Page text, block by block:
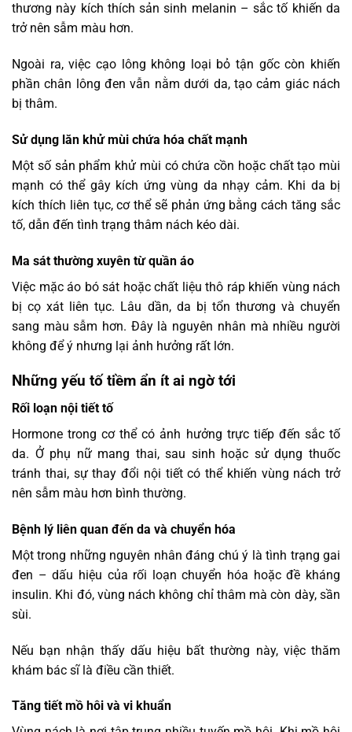
thương này kích thích sản sinh melanin – sắc tố khiến da
trở nên sẫm màu hơn.
Ngoài ra, việc cạo lông không loại bỏ tận gốc còn khiến
phần chân lông đen vẫn nằm dưới da, tạo cảm giác nách
bị thâm.
Sử dụng lăn khử mùi chứa hóa chất mạnh
Một số sản phẩm khử mùi có chứa cồn hoặc chất tạo mùi
mạnh có thể gây kích ứng vùng da nhạy cảm. Khi da bị
kích thích liên tục, cơ thể sẽ phản ứng bằng cách tăng sắc
tố, dẫn đến tình trạng thâm nách kéo dài.
Ma sát thường xuyên từ quần áo
Việc mặc áo bó sát hoặc chất liệu thô ráp khiến vùng nách
bị cọ xát liên tục. Lâu dần, da bị tổn thương và chuyển
sang màu sẫm hơn. Đây là nguyên nhân mà nhiều người
không để ý nhưng lại ảnh hưởng rất lớn.
Những yếu tố tiềm ẩn ít ai ngờ tới
Rối loạn nội tiết tố
Hormone trong cơ thể có ảnh hưởng trực tiếp đến sắc tố
da. Ở phụ nữ mang thai, sau sinh hoặc sử dụng thuốc
tránh thai, sự thay đổi nội tiết có thể khiến vùng nách trở
nên sẫm màu hơn bình thường.
Bệnh lý liên quan đến da và chuyển hóa
Một trong những nguyên nhân đáng chú ý là tình trạng gai
đen – dấu hiệu của rối loạn chuyển hóa hoặc đề kháng
insulin. Khi đó, vùng nách không chỉ thâm mà còn dày, sần
sùi.
Nếu bạn nhận thấy dấu hiệu bất thường này, việc thăm
khám bác sĩ là điều cần thiết.
Tăng tiết mồ hôi và vi khuẩn